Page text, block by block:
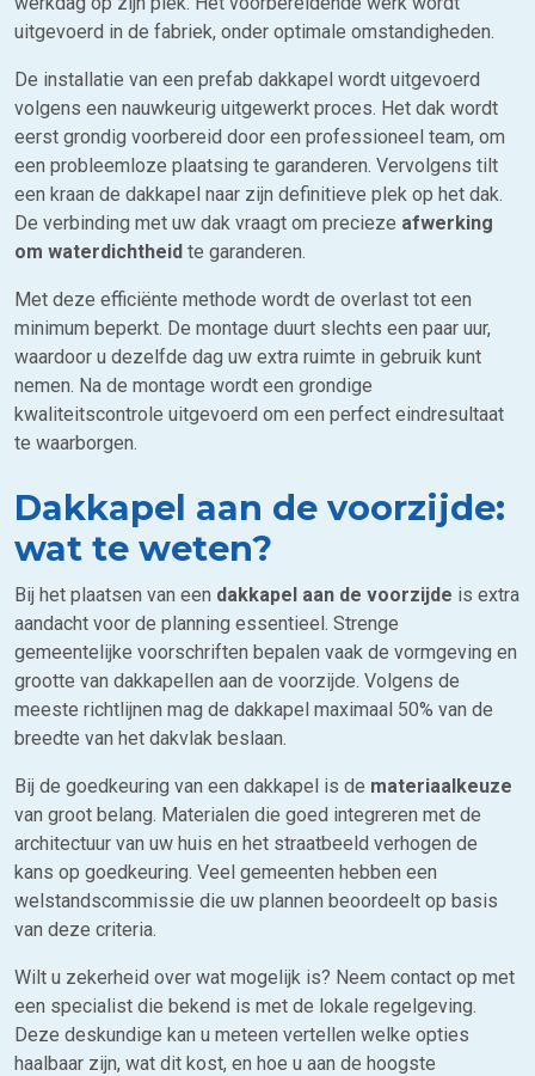
uitgevoerd in de fabriek, onder optimale omstandigheden.
De installatie van een prefab dakkapel wordt uitgevoerd
volgens een nauwkeurig uitgewerkt proces. Het dak wordt
eerst grondig voorbereid door een professioneel team, om
een probleemloze plaatsing te garanderen. Vervolgens tilt
een kraan de dakkapel naar zijn definitieve plek op het dak.
De verbinding met uw dak vraagt om precieze afwerking
om waterdichtheid te garanderen.
Met deze efficiënte methode wordt de overlast tot een
minimum beperkt. De montage duurt slechts een paar uur,
waardoor u dezelfde dag uw extra ruimte in gebruik kunt
nemen. Na de montage wordt een grondige
kwaliteitscontrole uitgevoerd om een perfect eindresultaat
te waarborgen.
Dakkapel aan de voorzijde:
wat te weten?
Bij het plaatsen van een dakkapel aan de voorzijde is extra
aandacht voor de planning essentieel. Strenge
gemeentelijke voorschriften bepalen vaak de vormgeving en
grootte van dakkapellen aan de voorzijde. Volgens de
meeste richtlijnen mag de dakkapel maximaal 50% van de
breedte van het dakvlak beslaan.
Bij de goedkeuring van een dakkapel is de materiaalkeuze
van groot belang. Materialen die goed integreren met de
architectuur van uw huis en het straatbeeld verhogen de
kans op goedkeuring. Veel gemeenten hebben een
welstandscommissie die uw plannen beoordeelt op basis
van deze criteria.
Wilt u zekerheid over wat mogelijk is? Neem contact op met
een specialist die bekend is met de lokale regelgeving.
Deze deskundige kan u meteen vertellen welke opties
haalbaar zijn, wat dit kost, en hoe u aan de hoogste